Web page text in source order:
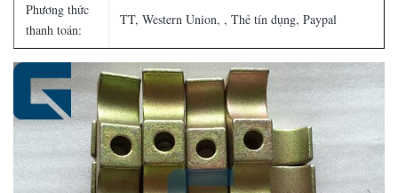
Phương thức
thanh toán:
TT, Western Union, , Thẻ tín dụng, Paypal